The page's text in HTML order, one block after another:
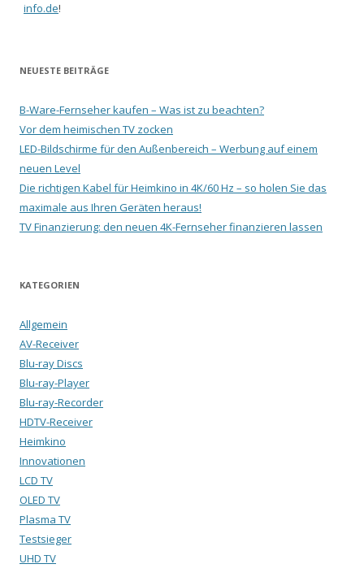
info.de!
NEUESTE BEITRÄGE
B-Ware-Fernseher kaufen – Was ist zu beachten?
Vor dem heimischen TV zocken
LED-Bildschirme für den Außenbereich – Werbung auf einem
neuen Level
Die richtigen Kabel für Heimkino in 4K/60 Hz – so holen Sie das
maximale aus Ihren Geräten heraus!
TV Finanzierung: den neuen 4K-Fernseher finanzieren lassen
KATEGORIEN
Allgemein
AV-Receiver
Blu-ray Discs
Blu-ray-Player
Blu-ray-Recorder
HDTV-Receiver
Heimkino
Innovationen
LCD TV
OLED TV
Plasma TV
Testsieger
UHD TV